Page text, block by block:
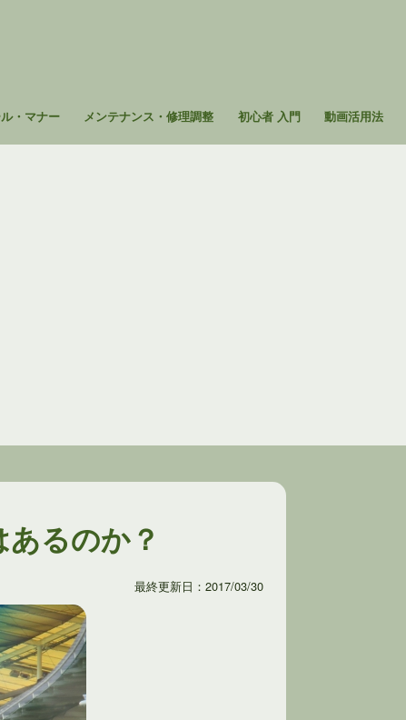
・マナー メンテナンス・修理調整 初心者 入門 動画活用法
るのか？
最終更新日：2017/03/30